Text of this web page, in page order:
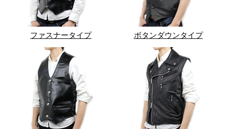
ファスナータイプ ボタンダウンタイプ